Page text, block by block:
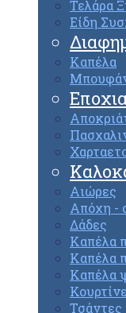
Τελάρα
Είδη
Καπέλα
Αιώρες
Απόχη -
Δάδες
Καπέλα
Καπέλα
Καπέλα
Τσάντες